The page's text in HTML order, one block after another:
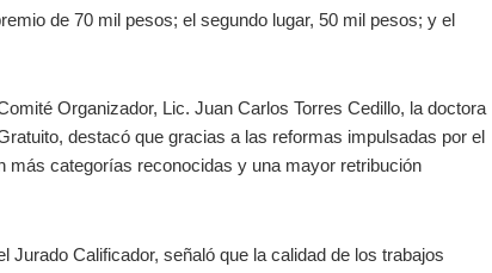
de 70 mil pesos; el segundo lugar, 50 mil pesos; y el
Organizador, Lic. Juan Carlos Torres Cedillo, la doctora
destacó que gracias a las reformas impulsadas por el
más categorías reconocidas y una mayor retribución
Calificador, señaló que la calidad de los trabajos